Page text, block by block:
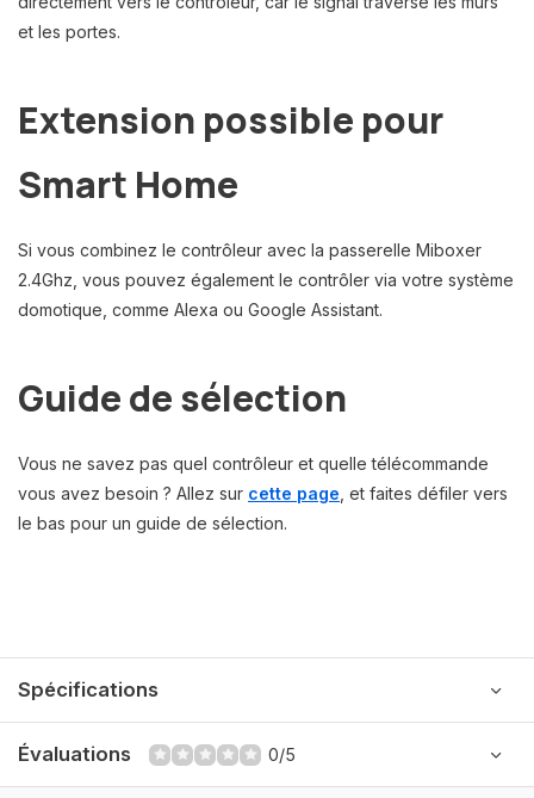
et les portes.
Extension possible pour
Smart Home
Si vous combinez le contrôleur avec la passerelle Miboxer
2.4Ghz, vous pouvez également le contrôler via votre système
domotique, comme Alexa ou Google Assistant.
Guide de sélection
Vous ne savez pas quel contrôleur et quelle télécommande
vous avez besoin ? Allez sur cette page , et faites défiler vers
le bas pour un guide de sélection.
Spécifications
Évaluations 0/5